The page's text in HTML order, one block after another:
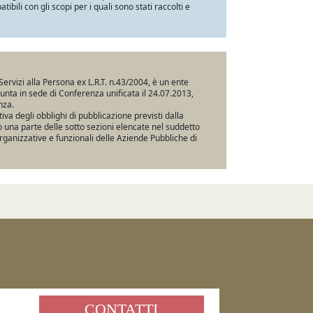
con gli scopi per i quali sono stati raccolti e
alla Persona ex L.R.T. n.43/2004, è un ente
in sede di Conferenza unificata il 24.07.2013,
degli obblighi di pubblicazione previsti dalla
parte delle sotto sezioni elencate nel suddetto
e funzionali delle Aziende Pubbliche di
CONTATTI